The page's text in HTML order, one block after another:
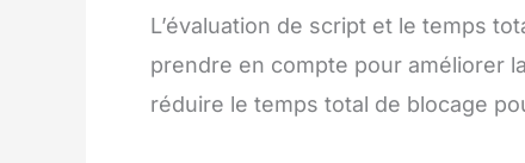
L’évaluation de script et le temps
prendre en compte pour améliorer
réduire le temps total de blocage